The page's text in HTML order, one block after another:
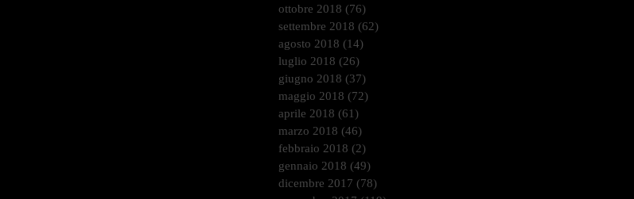
ottobre 2018 (76)
settembre 2018 (62)
agosto 2018 (14)
luglio 2018 (26)
giugno 2018 (37)
maggio 2018 (72)
aprile 2018 (61)
marzo 2018 (46)
febbraio 2018 (2)
gennaio 2018 (49)
dicembre 2017 (78)